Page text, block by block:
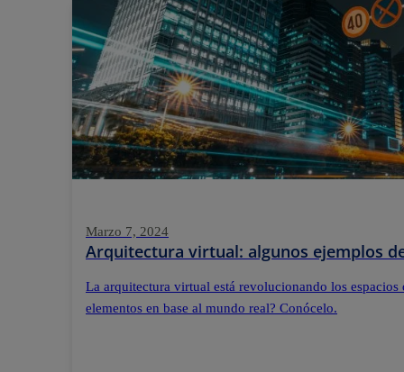
Marzo 7, 2024
Arquitectura virtual: algunos ejemplos
La arquitectura virtual está revolucionando los espacios
elementos en base al mundo real? Conócelo.